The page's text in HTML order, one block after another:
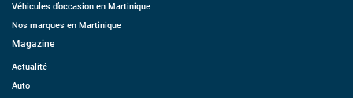
Véhicules d’occasion en Martinique
Nos marques en Martinique
Magazine
Actualité
Auto